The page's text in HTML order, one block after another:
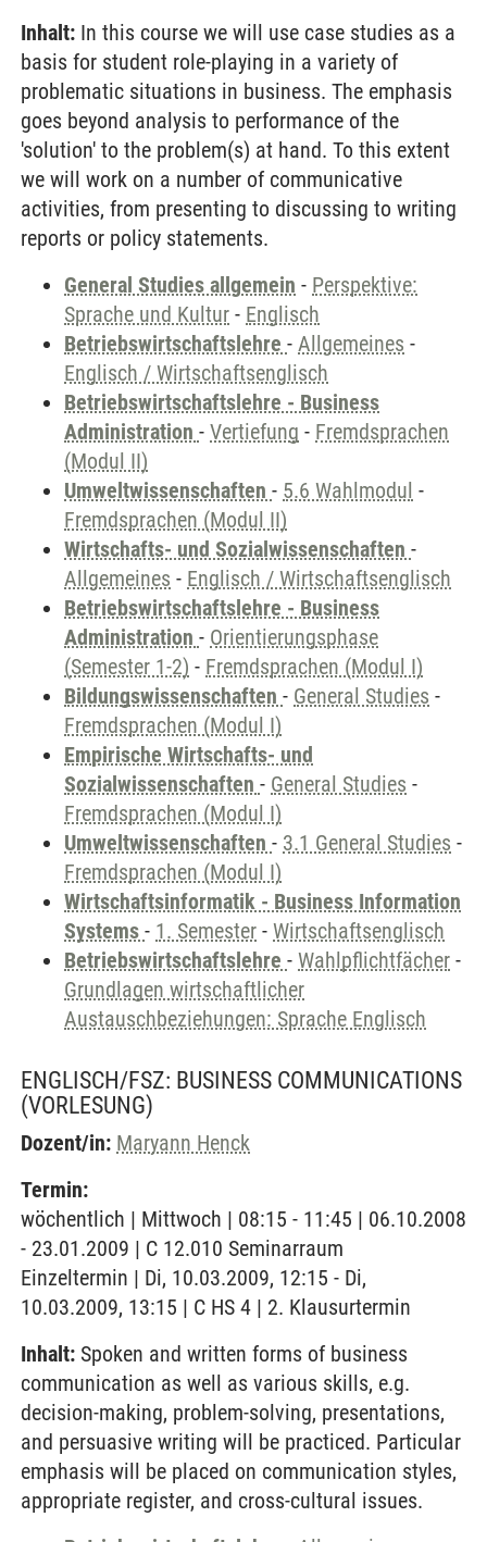
Inhalt: In this course we will use case studies as a
basis for student role-playing in a variety of
problematic situations in business. The emphasis
goes beyond analysis to performance of the
'solution' to the problem(s) at hand. To this extent
we will work on a number of communicative
activities, from presenting to discussing to writing
reports or policy statements.
General Studies allgemein - Perspektive:
Sprache und Kultur - Englisch
Betriebswirtschaftslehre - Allgemeines -
Englisch / Wirtschaftsenglisch
Betriebswirtschaftslehre - Business
Administration - Vertiefung - Fremdsprachen
(Modul II)
Umweltwissenschaften - 5.6 Wahlmodul -
Fremdsprachen (Modul II)
Wirtschafts- und Sozialwissenschaften -
Allgemeines - Englisch / Wirtschaftsenglisch
Betriebswirtschaftslehre - Business
Administration - Orientierungsphase
(Semester 1-2) - Fremdsprachen (Modul I)
Bildungswissenschaften - General Studies -
Fremdsprachen (Modul I)
Empirische Wirtschafts- und
Sozialwissenschaften - General Studies -
Fremdsprachen (Modul I)
Umweltwissenschaften - 3.1 General Studies -
Fremdsprachen (Modul I)
Wirtschaftsinformatik - Business Information
Systems - 1. Semester - Wirtschaftsenglisch
Betriebswirtschaftslehre - Wahlpflichtfächer -
Grundlagen wirtschaftlicher
Austauschbeziehungen: Sprache Englisch
ENGLISCH/FSZ: BUSINESS COMMUNICATIONS
(VORLESUNG)
Dozent/in: Maryann Henck
Termin:
wöchentlich | Mittwoch | 08:15 - 11:45 | 06.10.2008
- 23.01.2009 | C 12.010 Seminarraum
Einzeltermin | Di, 10.03.2009, 12:15 - Di,
10.03.2009, 13:15 | C HS 4 | 2. Klausurtermin
Inhalt: Spoken and written forms of business
communication as well as various skills, e.g.
decision-making, problem-solving, presentations,
and persuasive writing will be practiced. Particular
emphasis will be placed on communication styles,
appropriate register, and cross-cultural issues.